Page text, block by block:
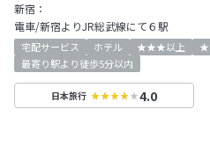
新宿：
電車/新宿よりJR総武線にて６駅
宅配サービス ホテル ★★★以上
最寄り駅より徒歩5分以内
日本旅行 4.0